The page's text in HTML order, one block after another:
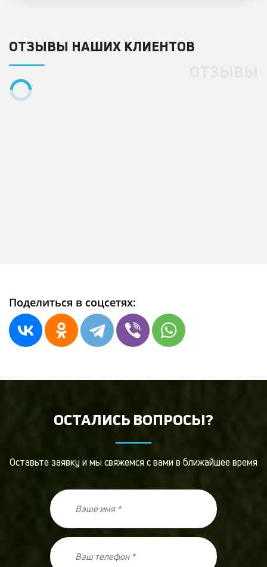
ОТЗЫВЫ НАШИХ КЛИЕНТОВ
Поделиться в соцсетях:
ОСТАЛИСЬ ВОПРОСЫ?
Оставьте заявку и мы свяжемся с вами в ближайшее время